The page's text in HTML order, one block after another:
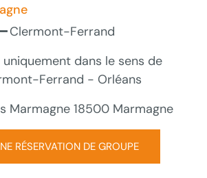
Clermont-Ferrand
dans le sens de
Ferrand - Orléans
Marmagne 18500 Marmagne
RÉSERVATION DE GROUPE